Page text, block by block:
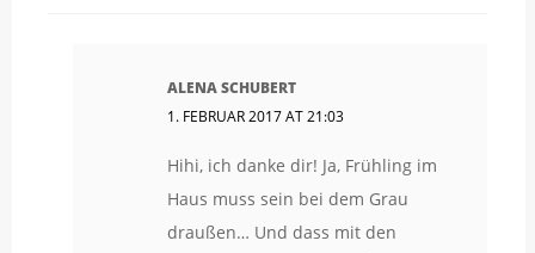
ALENA SCHUBERT
1. FEBRUAR 2017 AT 21:03
Hihi, ich danke dir! Ja, Frühling im
Haus muss sein bei dem Grau
draußen… Und dass mit den